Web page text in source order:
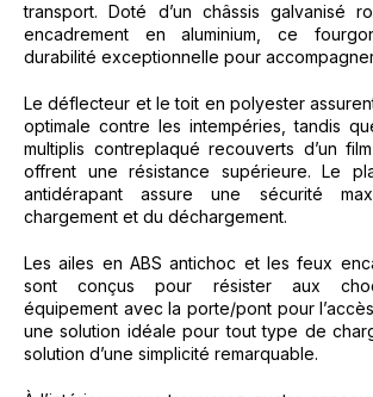
transport. Doté d’un châssis galvanisé
encadrement en aluminium, ce
durabilité exceptionnelle pour
Le déflecteur et le toit en polyester
optimale contre les intempéries, tandis
multiplis contreplaqué recouverts d’un
offrent une résistance supérieure. Le
antidérapant assure une sécurité
chargement et du déchargement.
Les ailes en ABS antichoc et les feux
sont conçus pour résister aux
équipement avec la porte/pont pour
une solution idéale pour tout type de
solution d’une simplicité remarquable.